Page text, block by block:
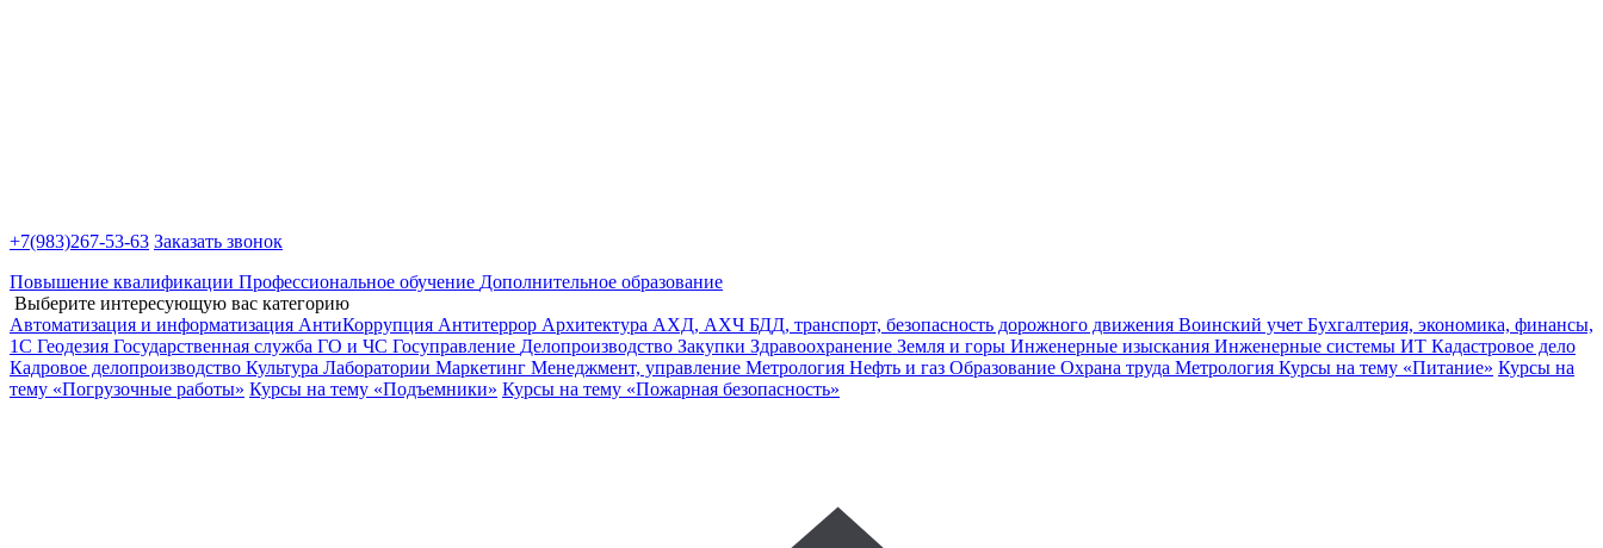
+7(983)267-53-63 Заказать звонок
Повышение квалификации Профессиональное обучение Дополнительное образование
Выберите интересующую вас категорию
Автоматизация и информатизация АнтиКоррупция Антитеррор Архитектура АХД, АХЧ БДД, транспорт, безопасность дорожного движения Воинский учет Бухгалтерия, экономика, финансы,
1С Геодезия Государственная служба ГО и ЧС Госуправление Делопроизводство Закупки Здравоохранение Земля и горы Инженерные изыскания Инженерные системы ИТ Кадастровое дело
Кадровое делопроизводство Культура Лаборатории Маркетинг Менеджмент, управление Метрология Нефть и газ Образование Охрана труда Метрология Курсы на тему «Питание» Курсы на
тему «Погрузочные работы» Курсы на тему «Подъемники» Курсы на тему «Пожарная безопасность»